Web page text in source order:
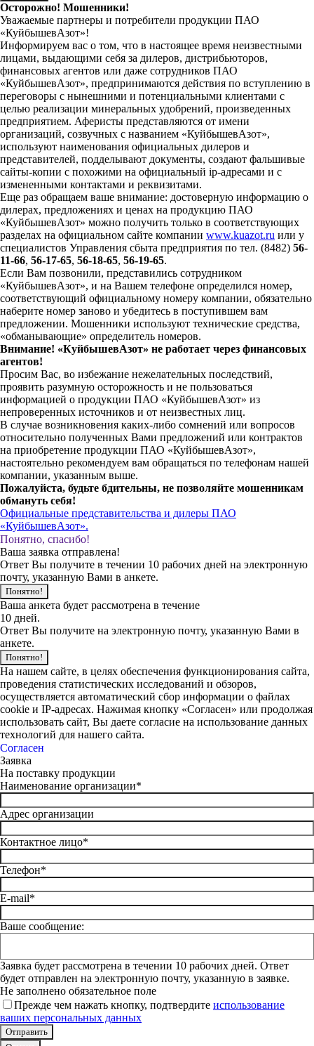
Осторожно! Мошенники!
Уважаемые партнеры и потребители продукции ПАО
«КуйбышевАзот»!
Информируем вас о том, что в настоящее время неизвестными
лицами, выдающими себя за дилеров, дистрибьюторов,
финансовых агентов или даже сотрудников ПАО
«КуйбышевАзот», предпринимаются действия по вступлению в
переговоры с нынешними и потенциальными клиентами с
целью реализации минеральных удобрений, произведенных
предприятием. Аферисты представляются от имени
организаций, созвучных с названием «КуйбышевАзот»,
используют наименования официальных дилеров и
представителей, подделывают документы, создают фальшивые
сайты-копии с похожими на официальный ip-адресами и с
измененными контактами и реквизитами.
Еще раз обращаем ваше внимание: достоверную информацию о
дилерах, предложениях и ценах на продукцию ПАО
«КуйбышевАзот» можно получить только в соответствующих
разделах на официальном сайте компании www.kuazot.ru или у
специалистов Управления сбыта предприятия по тел. (8482) 56-
11-66, 56-17-65, 56-18-65, 56-19-65.
Если Вам позвонили, представились сотрудником
«КуйбышевАзот», и на Вашем телефоне определился номер,
соответствующий официальному номеру компании, обязательно
наберите номер заново и убедитесь в поступившем вам
предложении. Мошенники используют технические средства,
«обманывающие» определитель номеров.
Внимание! «КуйбышевАзот» не работает через финансовых
агентов!
Просим Вас, во избежание нежелательных последствий,
проявить разумную осторожность и не пользоваться
информацией о продукции ПАО «КуйбышевАзот» из
непроверенных источников и от неизвестных лиц.
В случае возникновения каких-либо сомнений или вопросов
относительно полученных Вами предложений или контрактов
на приобретение продукции ПАО «КуйбышевАзот»,
настоятельно рекомендуем вам обращаться по телефонам нашей
компании, указанным выше.
Пожалуйста, будьте бдительны, не позволяйте мошенникам
обмануть себя!
Официальные представительства и дилеры ПАО
«КуйбышевАзот».
Понятно, спасибо!
Ваша заявка отправлена!
Ответ Вы получите в течении 10 рабочих дней на электронную
почту, указанную Вами в анкете.
Понятно!
Ваша анкета будет рассмотрена в течение
10 дней.
Ответ Вы получите на электронную почту, указанную Вами в
анкете.
Понятно!
На нашем сайте, в целях обеспечения функционирования сайта,
проведения статистических исследований и обзоров,
осуществляется автоматический сбор информации о файлах
cookie и IP-адресах. Нажимая кнопку «Согласен» или продолжая
использовать сайт, Вы даете согласие на использование данных
технологий для нашего сайта.
Согласен
Заявка
На поставку продукции
Наименование организации*
Адрес организации
Контактное лицо*
Телефон*
E-mail*
Ваше сообщение:
Заявка будет рассмотрена в течении 10 рабочих дней. Ответ
будет отправлен на электронную почту, указанную в заявке.
Не заполнено обязательное поле
Прежде чем нажать кнопку, подтвердите использование
ваших персональных данных